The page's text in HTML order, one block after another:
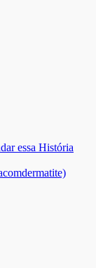
essa História